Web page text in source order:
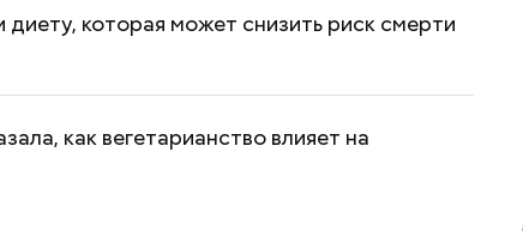
диету, которая может снизить риск смерти
как вегетарианство влияет на